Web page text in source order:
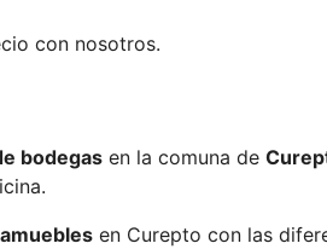
con nosotros.
bodegas en la comuna de
en Curepto con las